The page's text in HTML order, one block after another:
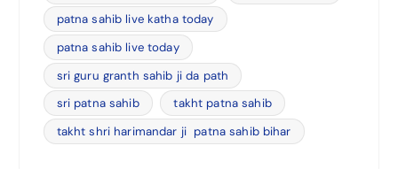
patna sahib live katha today
patna sahib live today
sri guru granth sahib ji da path
sri patna sahib
takht patna sahib
takht shri harimandar ji patna sahib bihar